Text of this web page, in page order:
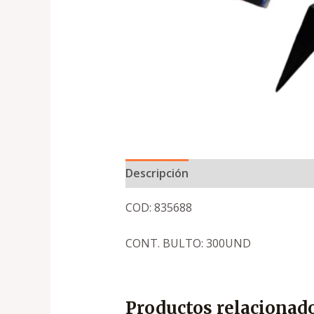
Descripción
COD: 835688
CONT. BULTO: 300UND
Productos